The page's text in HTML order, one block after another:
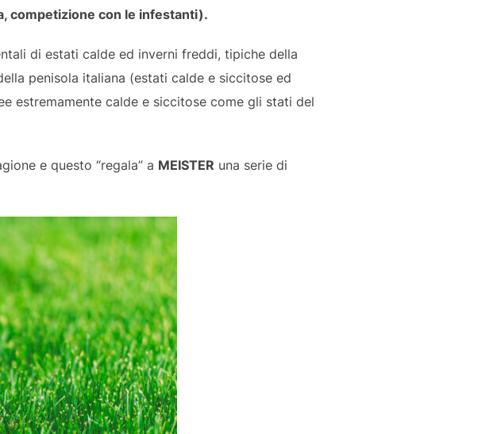
competizione con le infestanti).
di estati calde ed inverni freddi, tipiche della
penisola italiana (estati calde e siccitose ed
estremamente calde e siccitose come gli stati del
e questo “regala” a MEISTER una serie di